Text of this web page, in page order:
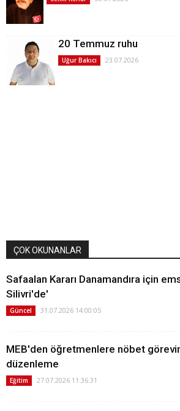
20 Temmuz ruhu
Uğur Bakıcı 23.07.2026
ÇOK OKUNANLAR
Safaalan Kararı Danamandıra için
Silivri'de'
Güncel 31.07.2026 14:00:05
MEB'den öğretmenlere nöbet
düzenleme
Eğitim 27.07.2026 11:36:31